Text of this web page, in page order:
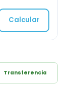
Calcular
Transferencia